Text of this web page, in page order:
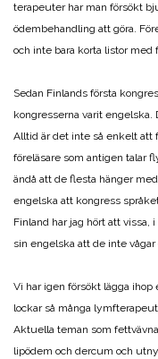
terapeuter har man försökt
ödembehandling att göra.
och inte bara korta listor med
Sedan Finlands första
kongresserna varit engelska.
Alltid är det inte så enkelt att
föreläsare som antigen talar
ändå att de flesta hänger
engelska att kongress
Finland har jag hört att vissa,
sin engelska att de inte vågar
Vi har igen försökt lägga
lockar så många
Aktuella teman som
lipödem och dercum och